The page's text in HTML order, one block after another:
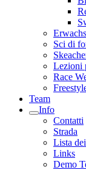
Sci di
Lezioni
Race
Team
Info
Contatti
Strada
Lista
Links
Demo